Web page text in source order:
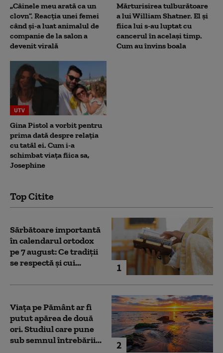
„Câinele meu arată ca un
clovn”. Reacția unei femei
când și-a luat animalul de
companie de la salon a
devenit virală
Mărturisirea tulburătoare
a lui William Shatner. El și
fiica lui s-au luptat cu
cancerul în același timp.
Cum au învins boala
UTV
Gina Pistol a vorbit pentru
prima dată despre relația
cu tatăl ei. Cum i-a
schimbat viața fiica sa,
Josephine
Top Citite
1
Sărbătoare importantă
în calendarul ortodox
pe 7 august: Ce tradiții
se respectă și cui...
2
Viața pe Pământ ar fi
putut apărea de două
ori. Studiul care pune
sub semnul întrebării...